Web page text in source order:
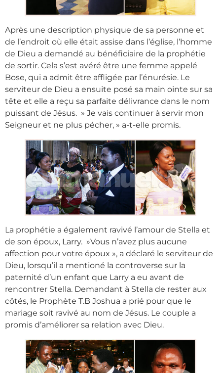
Après une description physique de sa personne et
de l’endroit où elle était assise dans l’église, l’homme
de Dieu a demandé au bénéficiaire de la prophétie
de sortir. Cela s’est avéré être une femme appelé
Bose, qui a admit être affligée par l’énurésie. Le
serviteur de Dieu a ensuite posé sa main ointe sur sa
tête et elle a reçu sa parfaite délivrance dans le nom
puissant de Jésus. » Je vais continuer à servir mon
Seigneur et ne plus pécher, » a-t-elle promis.
La prophétie a également ravivé l’amour de Stella et
de son époux, Larry. »Vous n’avez plus aucune
affection pour votre époux », a déclaré le serviteur de
Dieu, lorsqu’il a mentioné la controverse sur la
paternité d’un enfant que Larry a eu avant de
rencontrer Stella. Demandant à Stella de rester aux
côtés, le Prophète T.B Joshua a prié pour que le
mariage soit ravivé au nom de Jésus. Le couple a
promis d’améliorer sa relation avec Dieu.